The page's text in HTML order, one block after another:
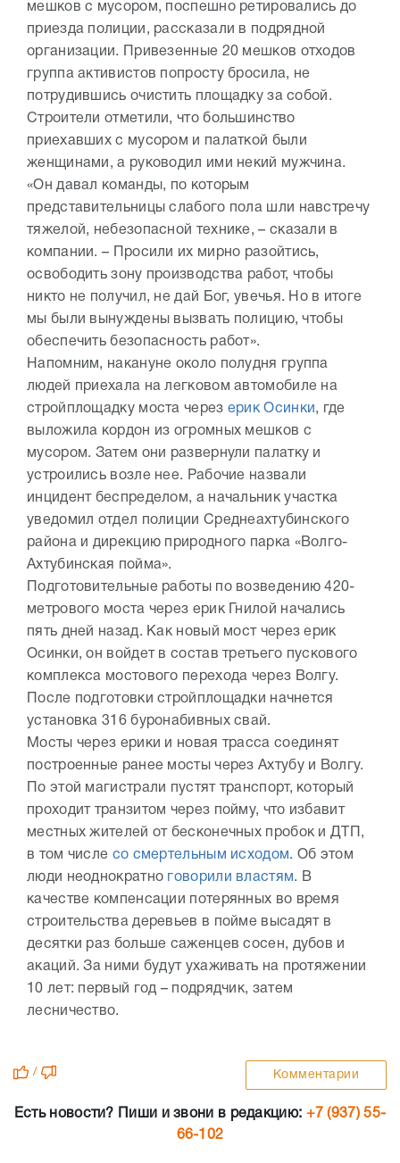
мешков с мусором, поспешно ретировались до
приезда полиции, рассказали в подрядной
организации. Привезенные 20 мешков отходов
группа активистов попросту бросила, не
потрудившись очистить площадку за собой.
Строители отметили, что большинство
приехавших с мусором и палаткой были
женщинами, а руководил ими некий мужчина.
«Он давал команды, по которым
представительницы слабого пола шли навстречу
тяжелой, небезопасной технике, – сказали в
компании. – Просили их мирно разойтись,
освободить зону производства работ, чтобы
никто не получил, не дай Бог, увечья. Но в итоге
мы были вынуждены вызвать полицию, чтобы
обеспечить безопасность работ».
Напомним, накануне около полудня группа
людей приехала на легковом автомобиле на
стройплощадку моста через ерик Осинки , где
выложила кордон из огромных мешков с
мусором. Затем они развернули палатку и
устроились возле нее. Рабочие назвали
инцидент беспределом, а начальник участка
уведомил отдел полиции Среднеахтубинского
района и дирекцию природного парка «Волго-
Ахтубинская пойма».
Подготовительные работы по возведению 420-
метрового моста через ерик Гнилой начались
пять дней назад. Как новый мост через ерик
Осинки, он войдет в состав третьего пускового
комплекса мостового перехода через Волгу.
После подготовки стройплощадки начнется
установка 316 буронабивных свай.
Мосты через ерики и новая трасса соединят
построенные ранее мосты через Ахтубу и Волгу.
По этой магистрали пустят транспорт, который
проходит транзитом через пойму, что избавит
местных жителей от бесконечных пробок и ДТП,
в том числе со смертельным исходом . Об этом
люди неоднократно говорили властям . В
качестве компенсации потерянных во время
строительства деревьев в пойме высадят в
десятки раз больше саженцев сосен, дубов и
акаций. За ними будут ухаживать на протяжении
10 лет: первый год – подрядчик, затем
лесничество.
/ Комментарии
Есть новости? Пиши и звони в редакцию: +7 (937) 55-
66-102